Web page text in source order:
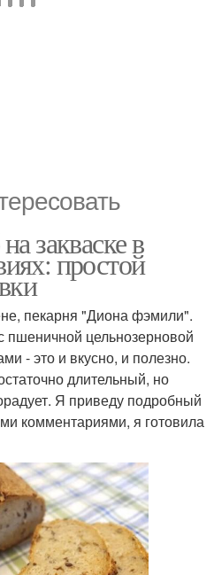
закваске в
простой
пекарня "Диона фэмили".
пшеничной цельнозерновой
- это и вкусно, и полезно.
длительный, но
Я приведу подробный
комментариями, я готовила